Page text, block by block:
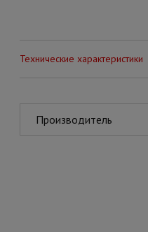
Технические характеристики
Производитель